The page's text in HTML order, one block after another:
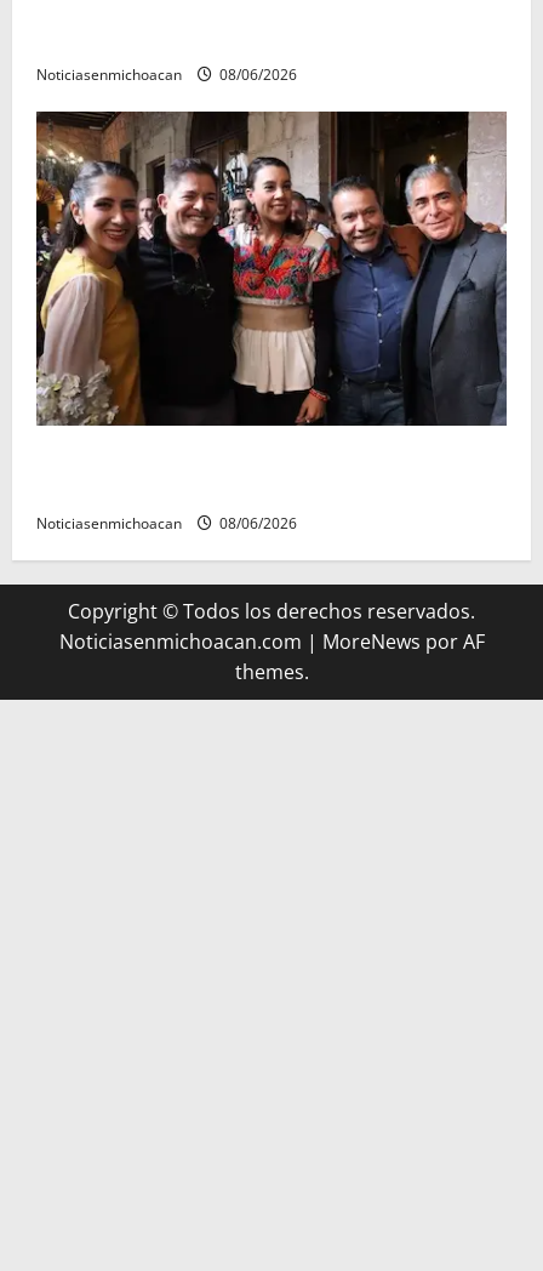
Noticiasenmichoacan 08/06/2026
Noticiasenmichoacan 08/06/2026
Copyright © Todos los derechos reservados.
Noticiasenmichoacan.com | MoreNews por AF
themes.